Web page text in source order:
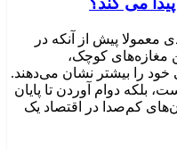
معمولا پیش از آنکه در
مغازه‌های کوچک،
خود را بیشتر نشان می‌دهند.
بلکه دوام آوردن تا پایان
کم‌صدا در اقتصاد یک